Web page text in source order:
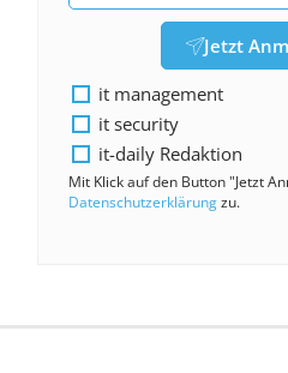
Jetzt
it management
it security
it-daily Redaktion
Mit Klick auf den Button "Jetzt
Datenschutzerklärungzu.